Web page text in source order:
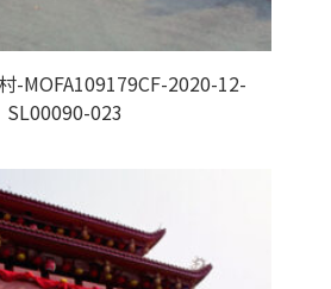
-MOFA109179CF-2020-12-
SL00090-023